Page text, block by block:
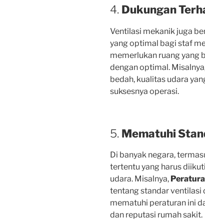
4. Dukungan
Ventilasi mekanik juga
yang optimal bagi staf
memerlukan ruang yang
dengan optimal.
bedah, kualitas udara
suksesnya operasi.
5. Mematuhi
Di banyak negara,
tertentu yang harus
udara. Misalnya,
tentang standar ventilasi
mematuhi peraturan ini
dan reputasi rumah sakit.